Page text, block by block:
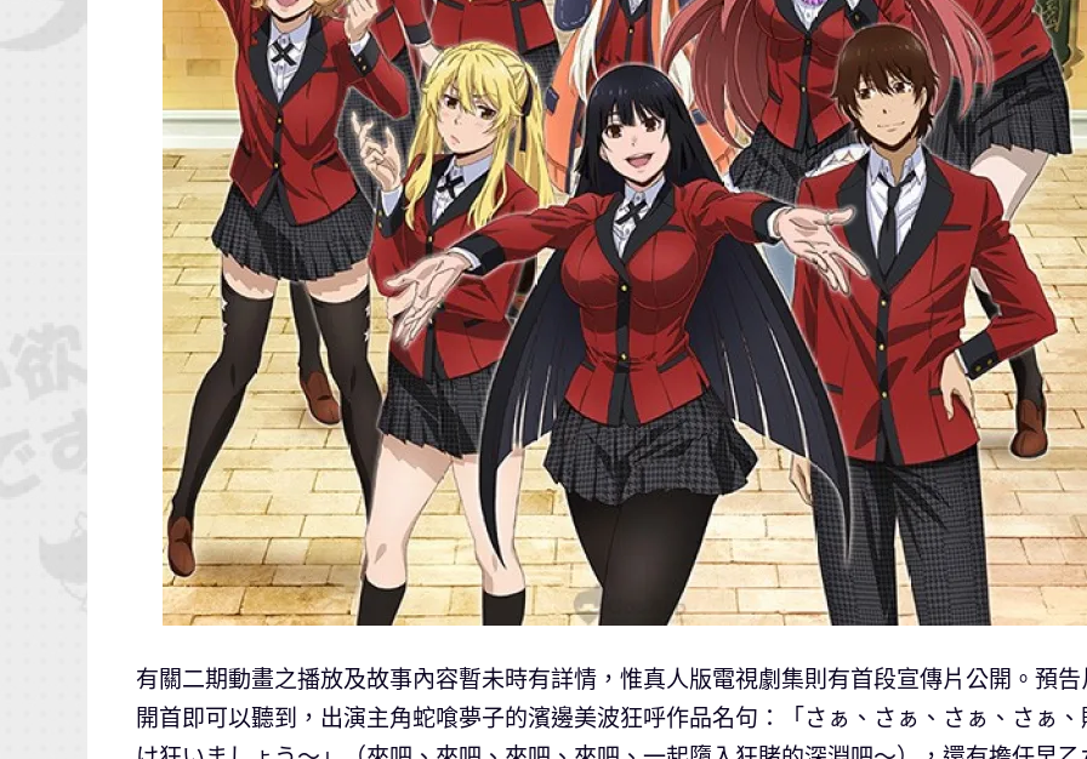
有關二期動畫之播放及故事內容暫未時有詳情，惟真人版電視劇集則有首段宣傳片公開。預告
開首即可以聽到，出演主角蛇喰夢子的濱邊美波狂呼作品名句：「さぁ、さぁ、さぁ、さぁ、